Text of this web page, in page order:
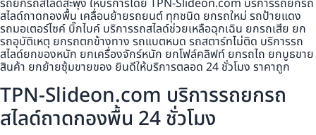
รถยกรถสไลด์สะพุง ให้บริการโดย TPN-Slideon.com บริการรถยกรถ
สไลด์ถาดกองพื้น เคลื่อนย้ายรถยนต์ ทุกชนิด ยกรถใหม่ รถป้ายแดง
รถมอเตอร์ไซค์ บิ๊กไบค์ บริการรถสไลด์ช่วยเหลือฉุกเฉิน ยกรถเสีย ยก
รถอุบัติเหตุ ยกรถตกข้างทาง รถแบตหมด รถสตาร์ทไม่ติด บริการรถ
สไลด์ยกของหนัก ยกเครื่องจักร์หนัก ยกโฟล์คลิฟท์ ยกรถไถ ยกบูธขาย
สินค้า ยกย้ายซุ้มขายของ ยินดีให้บริการตลอด 24 ชั่วโมง ราคาถูก
TPN-Slideon.com บริการรถยกรถ
สไลด์ถาดกองพื้น 24 ชั่วโมง